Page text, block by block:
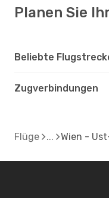
Planen Sie
Beliebte
Zugverbindungen
Flüge Wien -